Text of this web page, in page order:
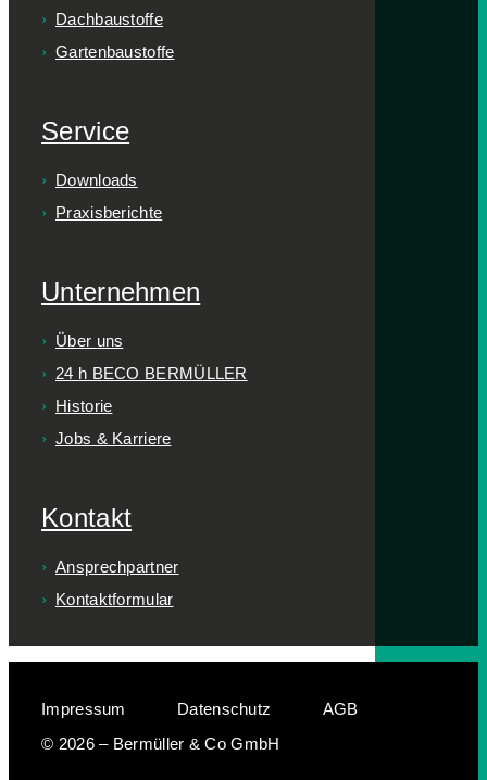
Dachbaustoffe
Gartenbaustoffe
Service
Downloads
Praxisberichte
Unternehmen
Über uns
24 h BECO BERMÜLLER
Historie
Jobs & Karriere
Kontakt
Ansprechpartner
Kontaktformular
Impressum Datenschutz
AGB
© 2026 – Bermüller & Co GmbH